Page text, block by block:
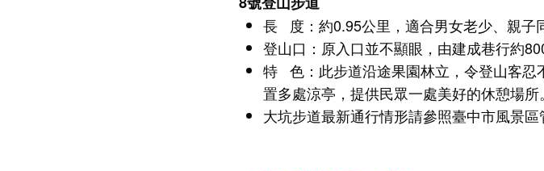
長 度： 約0.95公里，適合男女老少、親子
登山口：原入口並不顯眼，由建成巷行約
特 色：此步道沿途果園林立，令登山客忍
置多處涼亭，提供民眾一處美好的休憩場所。
大坑步道最新通行情形請參照臺中市風景